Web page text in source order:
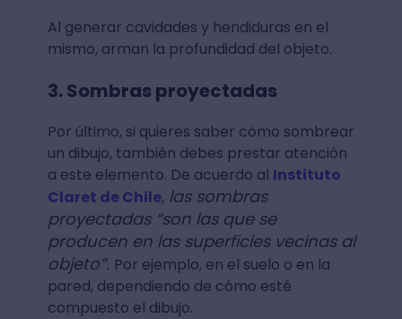
Al generar cavidades y hendiduras en el
mismo, arman la profundidad del objeto.
3. Sombras proyectadas
Por último, si quieres saber cómo sombrear
un dibujo, también debes prestar atención
a este elemento. De acuerdo al Instituto
Claret de Chile, las sombras
proyectadas “son las que se
producen en las superficies vecinas al
objeto”. Por ejemplo, en el suelo o en la
pared, dependiendo de cómo esté
compuesto el dibujo.